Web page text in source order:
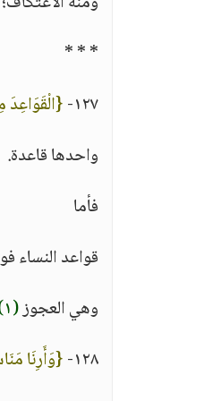
* * *
١٢٧-
واحدها قاعدة.
فأما
قواعد النساء
وهي العجوز(١)
١٢٨- {وَأَرِنَا